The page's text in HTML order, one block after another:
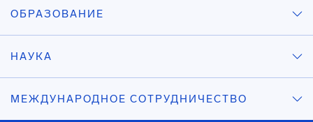
ОБРАЗОВАНИЕ
НАУКА
МЕЖДУНАРОДНОЕ СОТРУДНИЧЕСТВО